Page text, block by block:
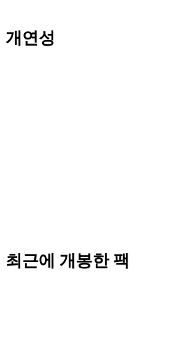
개연성
최근에 개봉한 팩